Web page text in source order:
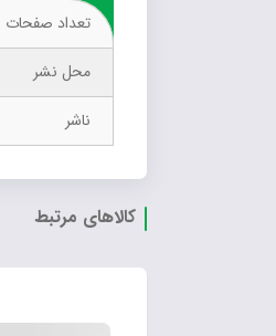
تعداد صفحات
محل نشر
ناشر
کالاهای مرتبط